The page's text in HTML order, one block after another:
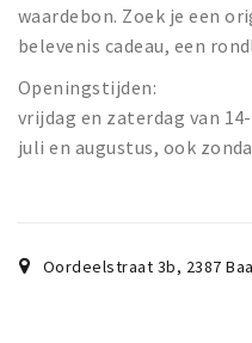
waardebon. Zoek je een
belevenis cadeau, een
Openingstijden:
vrijdag en zaterdag van
juli en augustus, ook
Oordeelstraat 3b, 2387